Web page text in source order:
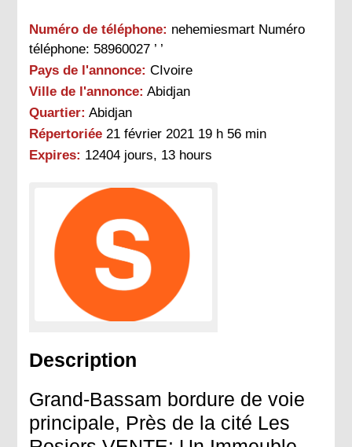
Numéro de téléphone: nehemiesmart Numéro
téléphone: 58960027 ’ ’
Pays de l'annonce: CIvoire
Ville de l'annonce: Abidjan
Quartier: Abidjan
Répertoriée 21 février 2021 19 h 56 min
Expires: 12404 jours, 13 hours
Description
Grand-Bassam bordure de voie
principale, Près de la cité Les